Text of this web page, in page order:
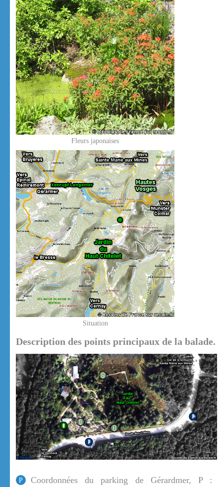
Fleurs japonaises
Situation
Description des points principaux de la balade.
P
Coordonnées du parking de Gérardmer, P :